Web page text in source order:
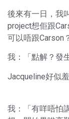
後來有一日，我
project想佢跟
可以唔跟Carson
我：「點解？發
Jacqueline好似
我：「有咩唔怕